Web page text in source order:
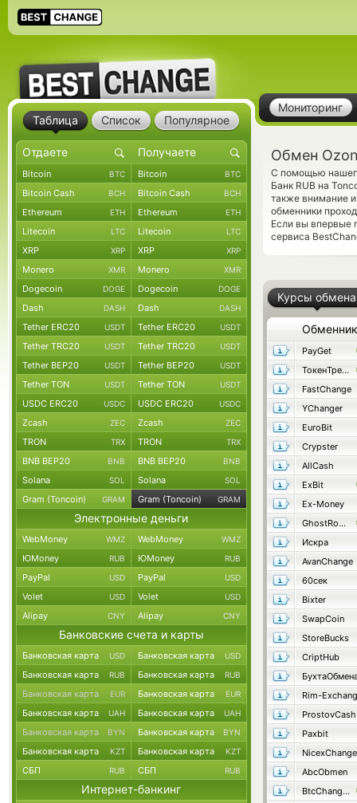
Мониторинг
Обмен
С помощью
Банк RUB на
также внимание
обменники
Если вы впервые
сервиса
Курсы обмена
Обменник
PayGet
ТокенТрейд
FastChange
YChanger
EuroBit
Crypster
AllCash
ExBit
Ex-Money
GhostRocket
Искра
AvanChange
60сек
Bixter
SwapCoin
StoreBucks
CriptHub
Rim-
ProstovCash
Paxbit
AbcObmen
BtcChange24
Таблица Список Популярное
Bitcoin BTC Bitcoin BTC
Bitcoin Cash BCH Bitcoin Cash BCH
Ethereum ETH Ethereum ETH
Litecoin LTC Litecoin LTC
XRP XRP XRP XRP
Monero XMR Monero XMR
Dogecoin DOGE Dogecoin DOGE
Dash DASH Dash DASH
Tether ERC20 USDT Tether ERC20 USDT
Tether TRC20 USDT Tether TRC20 USDT
Tether BEP20 USDT Tether BEP20 USDT
Tether TON USDT Tether TON USDT
USDC ERC20 USDC USDC ERC20 USDC
Zcash ZEC Zcash ZEC
TRON TRX TRON TRX
BNB BEP20 BNB BNB BEP20 BNB
Solana SOL Solana SOL
Gram (Toncoin) GRAM Gram (Toncoin) GRAM
Электронные деньги
WebMoney WMZ WebMoney WMZ
ЮMoney RUB ЮMoney RUB
PayPal USD PayPal USD
Volet USD Volet USD
Alipay CNY Alipay CNY
Банковские счета и карты
Банковская карта USD Банковская карта USD
Банковская карта RUB Банковская карта RUB
Банковская карта EUR Банковская карта EUR
Банковская карта UAH Банковская карта UAH
Банковская карта BYN Банковская карта BYN
Банковская карта KZT Банковская карта KZT
СБП RUB СБП RUB
Интернет-банкинг